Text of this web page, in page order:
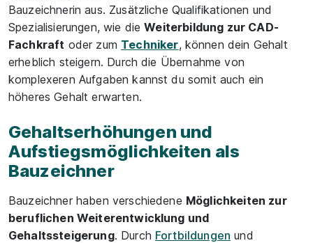
Bauzeichnerin aus. Zusätzliche Qualifikationen und
Spezialisierungen, wie dieWeiterbildung zur CAD-
Fachkraft oder zum Techniker, können dein Gehalt
erheblich steigern. Durch die Übernahme von
komplexeren Aufgaben kannst du somit auch ein
höheres Gehalt erwarten.
Gehaltserhöhungen und
Aufstiegsmöglichkeiten als
Bauzeichner
Bauzeichner haben verschiedene Möglichkeiten zur
beruflichen Weiterentwicklung und
Gehaltssteigerung. Durch Fortbildungen und